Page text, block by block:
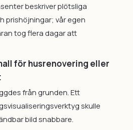
beskriver plötsliga
prishöjningar; vår egen
tog flera dagar att
för husrenovering eller
från grunden. Ett
skulle
bild snabbare.